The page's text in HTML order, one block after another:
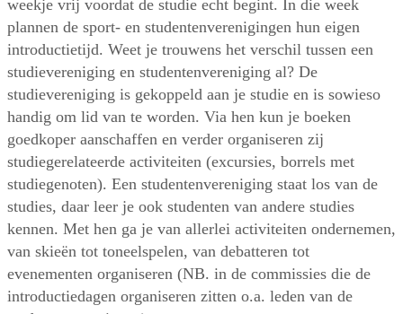
weekje vrij voordat de studie echt begint. In die week
plannen de sport- en studentenverenigingen hun eigen
introductietijd. Weet je trouwens het verschil tussen een
studievereniging en studentenvereniging al? De
studievereniging is gekoppeld aan je studie en is sowieso
handig om lid van te worden. Via hen kun je boeken
goedkoper aanschaffen en verder organiseren zij
studiegerelateerde activiteiten (excursies, borrels met
studiegenoten). Een studentenvereniging staat los van de
studies, daar leer je ook studenten van andere studies
kennen. Met hen ga je van allerlei activiteiten ondernemen,
van skieën tot toneelspelen, van debatteren tot
evenementen organiseren (NB. in de commissies die de
introductiedagen organiseren zitten o.a. leden van de